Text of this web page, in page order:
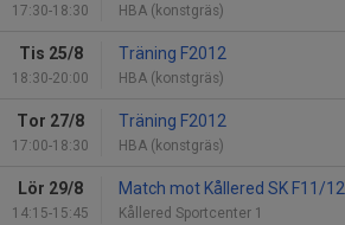
17:30-18:30 HBA (konstgräs)
Tis 25/8
18:30-20:00
Träning F2012
HBA (konstgräs)
Tor 27/8
17:00-18:30
Träning F2012
HBA (konstgräs)
Lör 29/8
14:15-15:45
Match mot Kållered SK F11/12
Kållered Sportcenter 1